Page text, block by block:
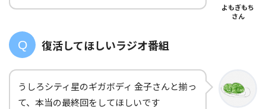
よもぎもち
さん
復活してほしいラジオ番組
うしろシティ星のギガボディ 金子さんと揃っ
て、本当の最終回をしてほしいです